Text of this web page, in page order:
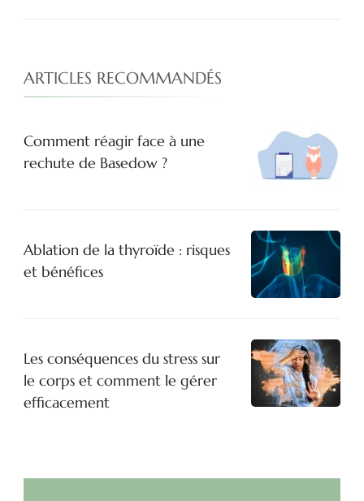
ARTICLES RECOMMANDÉS
Comment réagir face à une
rechute de Basedow ?
Ablation de la thyroïde : risques
et bénéfices
Les conséquences du stress sur
le corps et comment le gérer
efficacement